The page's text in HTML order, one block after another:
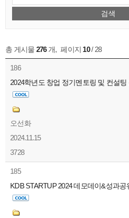
총 게시물 276개, 페이지 10/ 28
186
2024학년도 창업 정기멘토링 및 컨설
오선화
2024.11.15
3728
185
KDB STARTUP 2024 데모데이&성과공